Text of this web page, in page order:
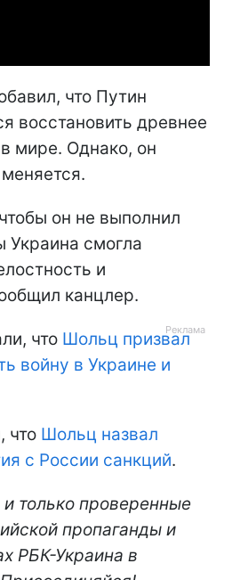
что Путин
восстановить древнее
мире. Однако, он
он не выполнил
Украина смогла
и
канцлер.
что Шольц призвал
войну в Украине и
что Шольц назвал
с России санкций.
только проверенные
пропаганды и
РБК-Украина в